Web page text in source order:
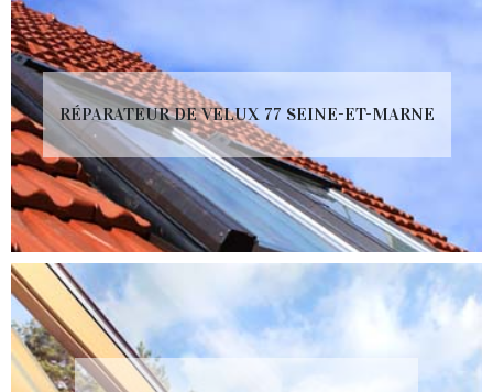
RÉPARATEUR DE VELUX 77 SEINE-ET-MARNE